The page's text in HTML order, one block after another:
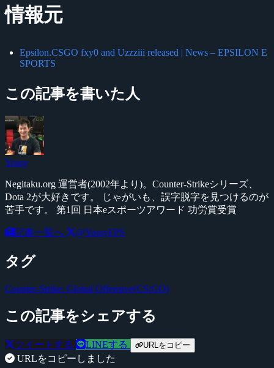
情報元
Epsilon.CSGO fxy0 and Uzzziii released | News – EPSILON E
SPORTS
この記事を書いた人
Yossy
Negitaku.org 運営者(2002年より)。Counter-Strikeシリーズ、
Dota 2が大好きです。 じゃがいも、誤字脱字を見つけるのが
苦手です。 第1回 日本eスポーツアワード 功労賞受賞
記事一覧へ @YossyFPS
タグ
Counter-Strike: Global Offensive(CS:GO)
この記事をシェアする
ツイートする LINEする URLをコピー
URLをコピーしました